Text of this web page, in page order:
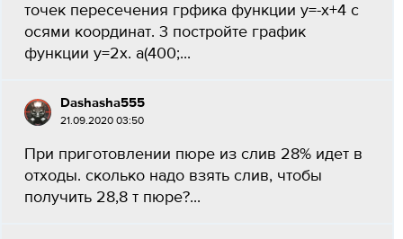
точек пересечения грфика функции y=-x+4 с
осями координат. 3 постройте график
функции y=2x. a(400;...
Dashasha555
21.09.2020 03:50
При приготовлении пюре из слив 28% идет в
отходы. сколько надо взять слив, чтобы
получить 28,8 т пюре?...